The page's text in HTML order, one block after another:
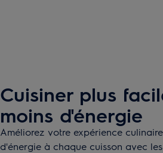
Cuisiner plus
moins d'énergie
Améliorez votre expérience
d'énergie à chaque cuisson avec